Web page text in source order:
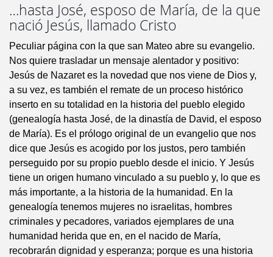
…hasta José, esposo de María, de la que
nació Jesús, llamado Cristo
Peculiar página con la que san Mateo abre su evangelio.
Nos quiere trasladar un mensaje alentador y positivo:
Jesús de Nazaret es la novedad que nos viene de Dios y,
a su vez, es también el remate de un proceso histórico
inserto en su totalidad en la historia del pueblo elegido
(genealogía hasta José, de la dinastía de David, el esposo
de María). Es el prólogo original de un evangelio que nos
dice que Jesús es acogido por los justos, pero también
perseguido por su propio pueblo desde el inicio. Y Jesús
tiene un origen humano vinculado a su pueblo y, lo que es
más importante, a la historia de la humanidad. En la
genealogía tenemos mujeres no israelitas, hombres
criminales y pecadores, variados ejemplares de una
humanidad herida que en, en el nacido de María,
recobrarán dignidad y esperanza; porque es una historia